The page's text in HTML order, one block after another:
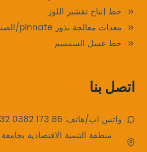
خط إنتاج تقشير اللوز
معدات معالجة بذور pinnate/الصنوبرية
خط غسل السمسم
اتصل بنا
واتس اب/هاتف: 86 173 0382 1432
منطقة التنمية الاقتصادية